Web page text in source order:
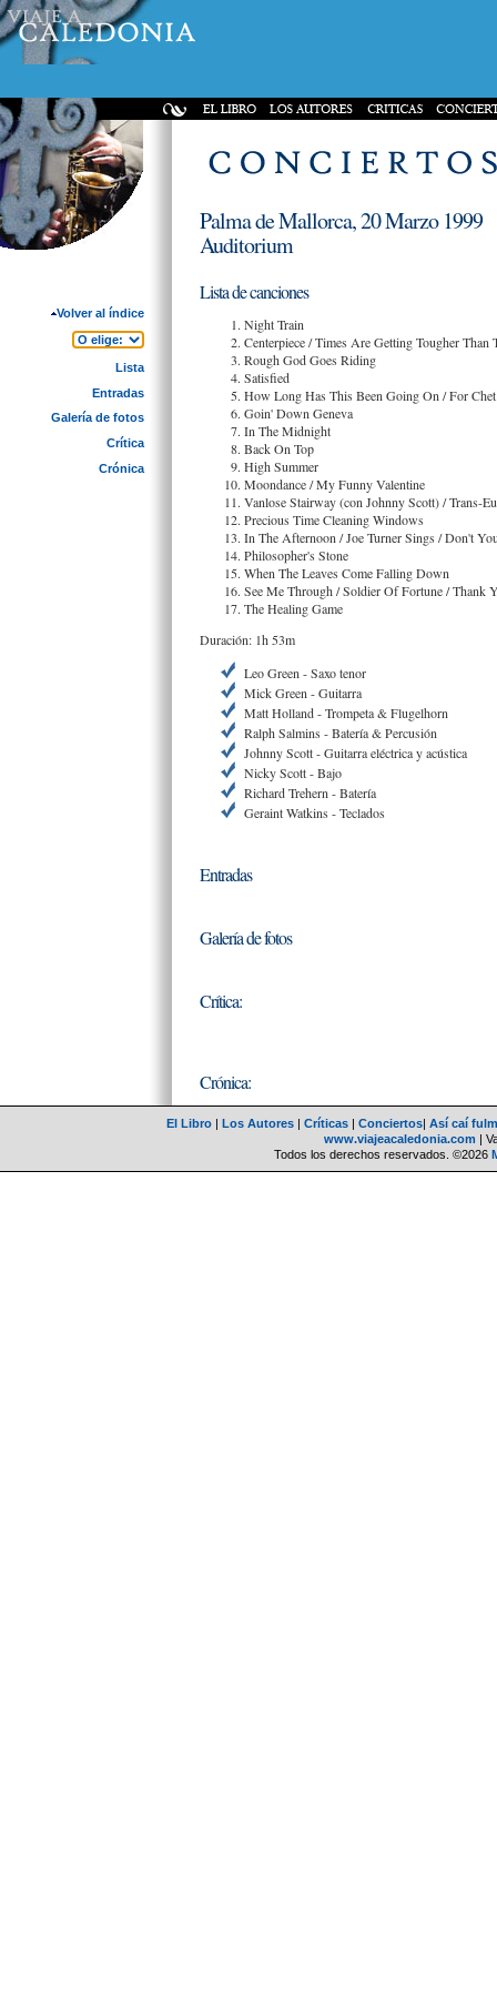
Volver al índice
Lista
Entradas
Galería de fotos
Crítica
Crónica
Palma de Mallorca, 20 Marzo 1999
Auditorium
Lista de canciones
Night Train
Centerpiece / Times Are Getting Tougher Than
Rough God Goes Riding
Satisfied
How Long Has This Been Going On / For
Goin' Down Geneva
In The Midnight
Back On Top
High Summer
Moondance / My Funny Valentine
Vanlose Stairway (con Johnny Scott) / Trans-
Precious Time Cleaning Windows
In The Afternoon / Joe Turner Sings / Don't
Philosopher's Stone
When The Leaves Come Falling Down
See Me Through / Soldier Of Fortune /
The Healing Game
Duración: 1h 53m
Leo Green - Saxo tenor
Mick Green - Guitarra
Matt Holland - Trompeta & Flugelhorn
Ralph Salmins - Batería & Percusión
Johnny Scott - Guitarra eléctrica y acústica
Nicky Scott - Bajo
Richard Trehern - Batería
Geraint Watkins - Teclados
Entradas
Galería de fotos
Crítica:
Crónica:
El Libro | Los Autores | Críticas | Conciertos| Así caí
www.viajeacaledonia.com |
Todos los derechos reservados. ©2026